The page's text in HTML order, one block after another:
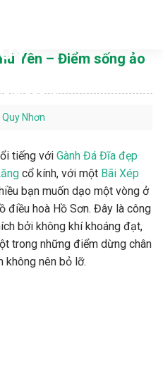
Yên – Điểm sống ảo
Quy Nhơn
tiếng với Gành Đá Đĩa đẹp
cổ kính, với một Bãi Xép
bạn muốn dạo một vòng ở
điều hoà Hồ Sơn. Đây là công
bởi không khí khoáng đạt,
trong những điểm dừng chân
không nên bỏ lỡ.